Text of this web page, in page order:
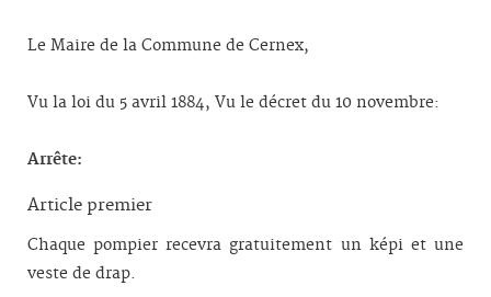
Le Maire de la Commune de Cernex,
Vu la loi du 5 avril 1884, Vu le décret du 10 novembre:
Arrête:
Article premier
Chaque pompier recevra gratuitement un képi et une
veste de drap.